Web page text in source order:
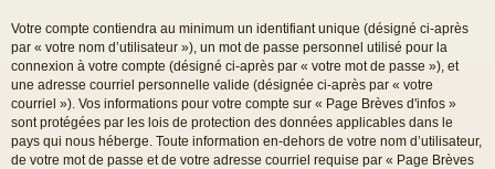
Votre compte contiendra au minimum un identifiant unique (désigné ci-après
par « votre nom d’utilisateur »), un mot de passe personnel utilisé pour la
connexion à votre compte (désigné ci-après par « votre mot de passe »), et
une adresse courriel personnelle valide (désignée ci-après par « votre
courriel »). Vos informations pour votre compte sur « Page Brèves d'infos »
sont protégées par les lois de protection des données applicables dans le
pays qui nous héberge. Toute information en-dehors de votre nom d’utilisateur,
de votre mot de passe et de votre adresse courriel requise par « Page Brèves